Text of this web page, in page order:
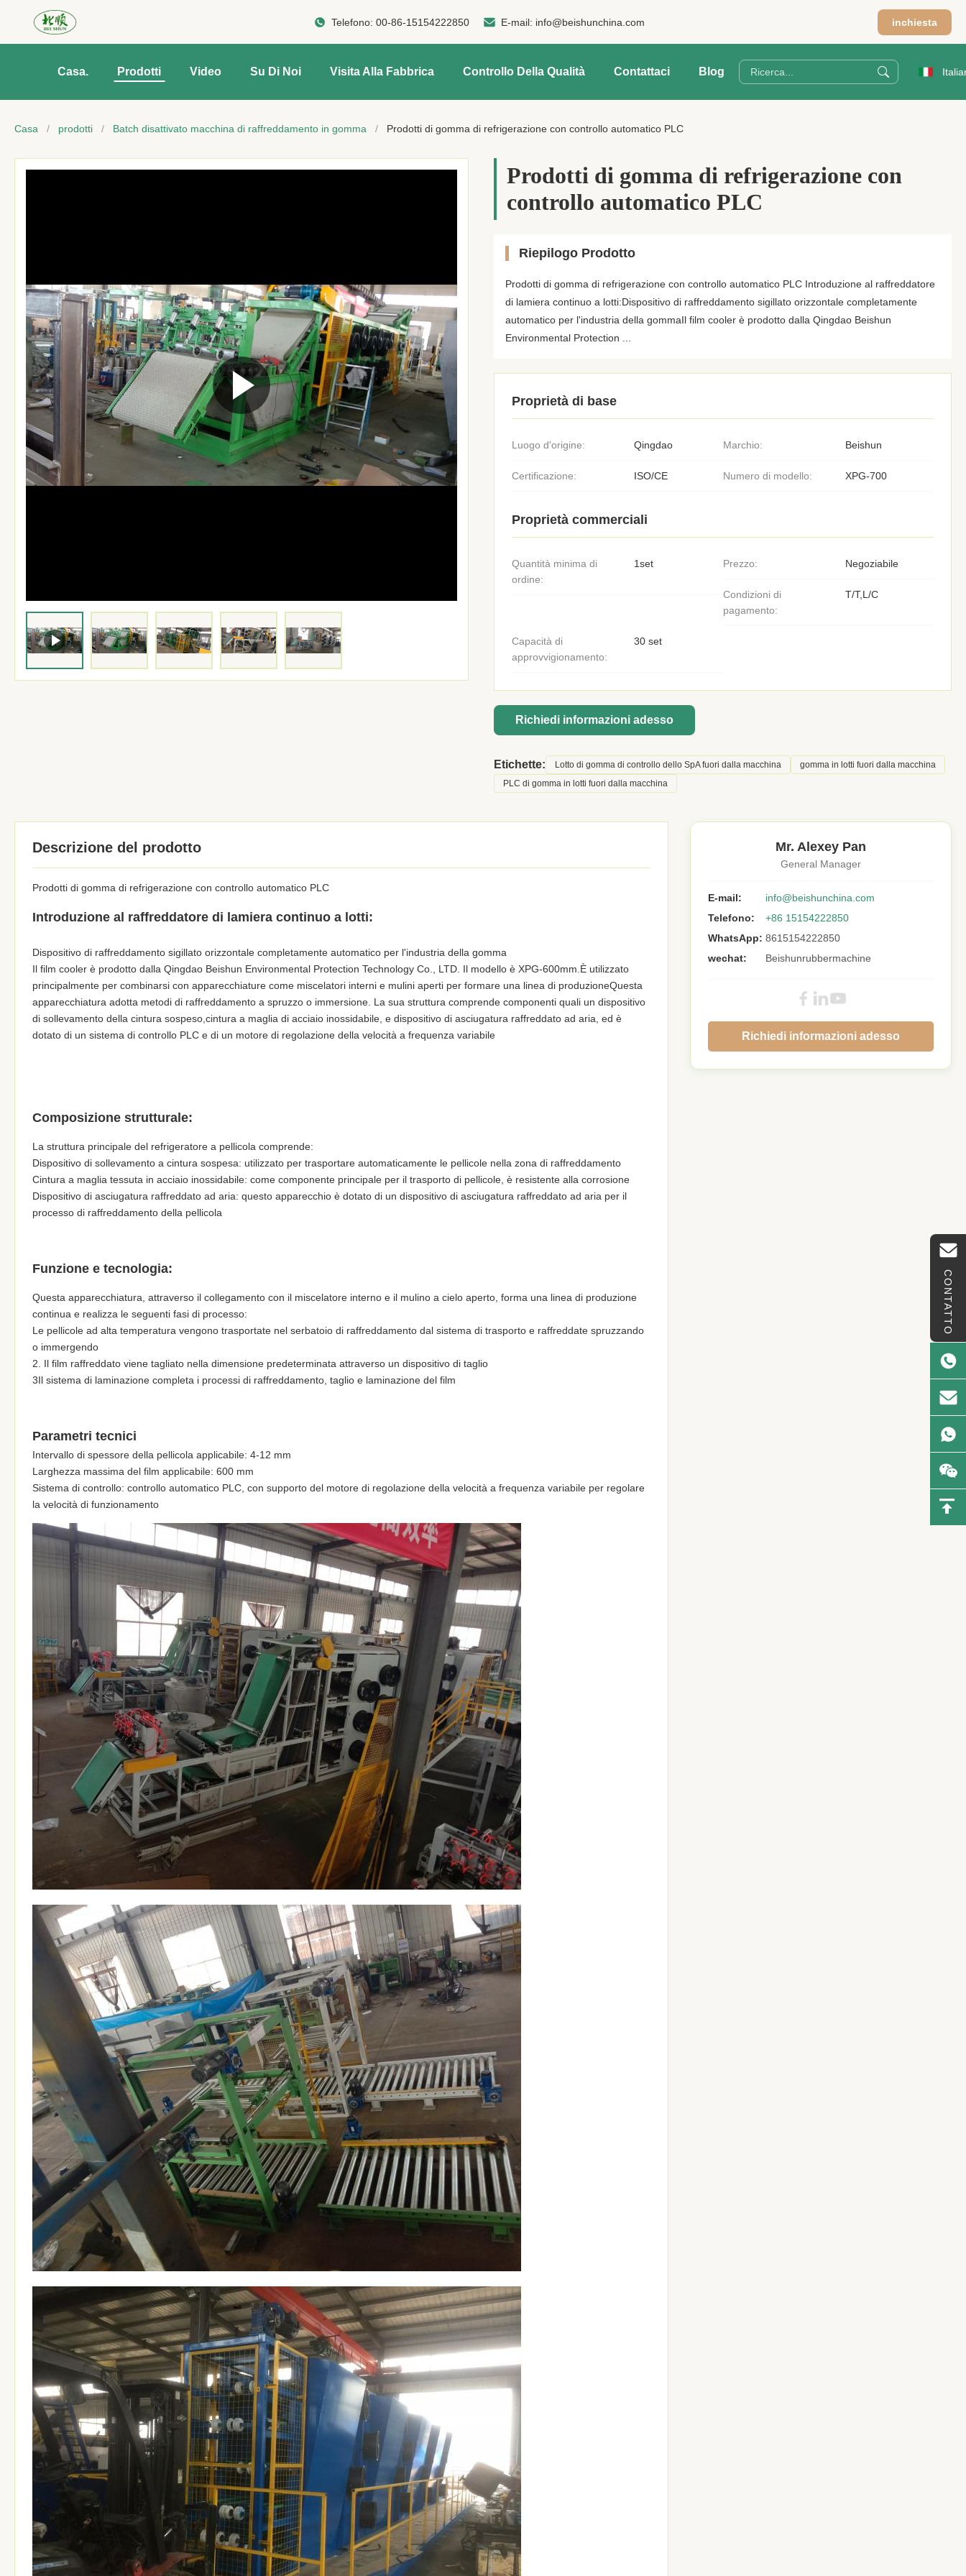
Telefono:00-86-15154222850 E-mail: info@beishunchina.com inchiesta
Casa. Prodotti Video Su Di Noi Visita Alla Fabbrica Controllo Della Qualità Contattaci Blog
CONTATTO
Casa / prodotti / Batch disattivato macchina di raffreddamento in gomma / Prodotti di gomma di refrigerazione con controllo automatico PLC
Prodotti di gomma di refrigerazione con
controllo automatico PLC
Riepilogo Prodotto
Prodotti di gomma di refrigerazione con controllo automatico PLC Introduzione al raffreddatore
di lamiera continuo a lotti:Dispositivo di raffreddamento sigillato orizzontale completamente
automatico per l'industria della gommaIl film cooler è prodotto dalla Qingdao Beishun
Environmental Protection ...
Proprietà di base
Luogo d'origine: Qingdao Marchio: Beishun
Certificazione: ISO/CE Numero di modello: XPG-700
Proprietà commerciali
Quantità minima di
ordine:
1set Prezzo: Negoziabile
Condizioni di
pagamento:
T/T,L/C
Capacità di
approvvigionamento:
30 set
Richiedi informazioni adesso
Etichette: Lotto di gomma di controllo dello SpA fuori dalla macchina
gomma in lotti fuori dalla macchina
PLC di gomma in lotti fuori dalla macchina
Descrizione del prodotto
Prodotti di gomma di refrigerazione con controllo automatico PLC
Introduzione al raffreddatore di lamiera continuo a lotti:
Dispositivo di raffreddamento sigillato orizzontale completamente automatico per l'industria della gomma
Il film cooler è prodotto dalla Qingdao Beishun Environmental Protection Technology Co., LTD. Il modello è XPG-600mm.È utilizzato
principalmente per combinarsi con apparecchiature come miscelatori interni e mulini aperti per formare una linea di produzioneQuesta
apparecchiatura adotta metodi di raffreddamento a spruzzo o immersione. La sua struttura comprende componenti quali un dispositivo
di sollevamento della cintura sospeso,cintura a maglia di acciaio inossidabile, e dispositivo di asciugatura raffreddato ad aria, ed è
dotato di un sistema di controllo PLC e di un motore di regolazione della velocità a frequenza variabile
Composizione strutturale:
La struttura principale del refrigeratore a pellicola comprende:
Dispositivo di sollevamento a cintura sospesa: utilizzato per trasportare automaticamente le pellicole nella zona di raffreddamento
Cintura a maglia tessuta in acciaio inossidabile: come componente principale per il trasporto di pellicole, è resistente alla corrosione
Dispositivo di asciugatura raffreddato ad aria: questo apparecchio è dotato di un dispositivo di asciugatura raffreddato ad aria per il
processo di raffreddamento della pellicola
Funzione e tecnologia:
Questa apparecchiatura, attraverso il collegamento con il miscelatore interno e il mulino a cielo aperto, forma una linea di produzione
continua e realizza le seguenti fasi di processo:
Le pellicole ad alta temperatura vengono trasportate nel serbatoio di raffreddamento dal sistema di trasporto e raffreddate spruzzando
o immergendo
2. Il film raffreddato viene tagliato nella dimensione predeterminata attraverso un dispositivo di taglio
3Il sistema di laminazione completa i processi di raffreddamento, taglio e laminazione del film
Parametri tecnici
Intervallo di spessore della pellicola applicabile: 4-12 mm
Larghezza massima del film applicabile: 600 mm
Sistema di controllo: controllo automatico PLC, con supporto del motore di regolazione della velocità a frequenza variabile per regolare
la velocità di funzionamento
Mr. Alexey Pan
General Manager
E-mail:
info@beishunchina.com
Telefono:
+86 15154222850
WhatsApp: 8615154222850
wechat:
Beishunrubbermachine
Richiedi informazioni adesso